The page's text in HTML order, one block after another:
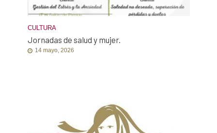
CULTURA
Jornadas de salud y mujer.
14 mayo, 2026